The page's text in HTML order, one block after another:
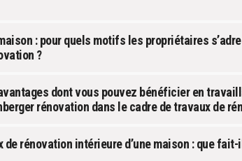
: pour quels motifs les propriétaires
?
dont vous pouvez bénéficier en
rénovation dans le cadre de travaux de
de rénovation intérieure d’une maison : que